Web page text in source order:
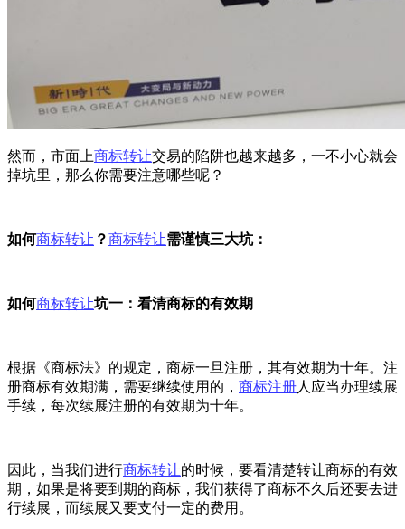
然而，市面上商标转让交易的陷阱也越来越多，一不小心就会
掉坑里，那么你需要注意哪些呢？
如何商标转让 ？商标转让需谨慎三大坑：
如何商标转让坑一：看清商标的有效期
根据《商标法》的规定，商标一旦注册，其有效期为十年。注
册商标有效期满，需要继续使用的， 商标注册人应当办理续展
手续，每次续展注册的有效期为十年。
因此，当我们进行商标转让的时候，要看清楚转让商标的有效
期，如果是将要到期的商标，我们获得了商标不久后还要去进
行续展，而续展又要支付一定的费用。